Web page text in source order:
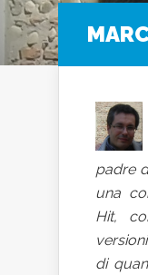
padre
una
Hit,
di